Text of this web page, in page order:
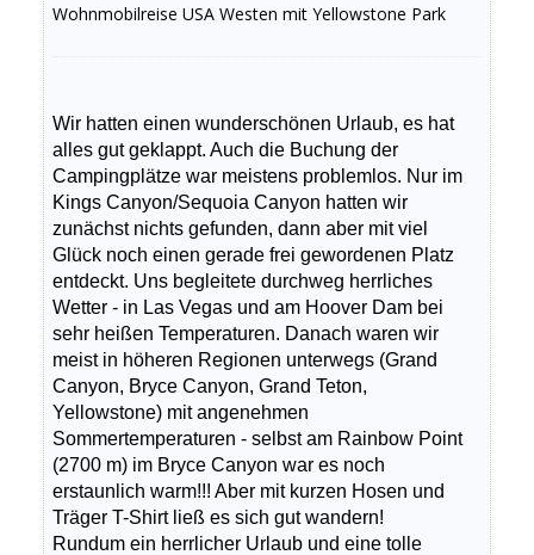
Wohnmobilreise USA Westen mit Yellowstone Park
Wir hatten einen wunderschönen Urlaub, es hat
alles gut geklappt. Auch die Buchung der
Campingplätze war meistens problemlos. Nur im
Kings Canyon/Sequoia Canyon hatten wir
zunächst nichts gefunden, dann aber mit viel
Glück noch einen gerade frei gewordenen Platz
entdeckt. Uns begleitete durchweg herrliches
Wetter - in Las Vegas und am Hoover Dam bei
sehr heißen Temperaturen. Danach waren wir
meist in höheren Regionen unterwegs (Grand
Canyon, Bryce Canyon, Grand Teton,
Yellowstone) mit angenehmen
Sommertemperaturen - selbst am Rainbow Point
(2700 m) im Bryce Canyon war es noch
erstaunlich warm!!! Aber mit kurzen Hosen und
Träger T-Shirt ließ es sich gut wandern!
Rundum ein herrlicher Urlaub und eine tolle